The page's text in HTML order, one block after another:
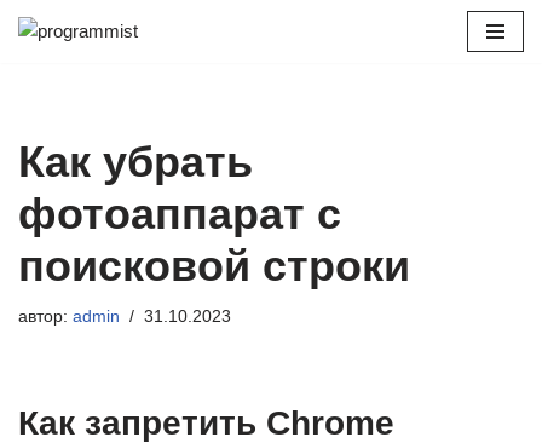
Как убрать
фотоаппарат с
поисковой строки
автор: admin 31.10.2023
Как запретить Chrome